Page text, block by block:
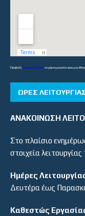
ΠροβολήΛύκεια και ΕΠΑΛσε χάρτη μεγαλύτερου
ΏΡΕΣ
ΑΝΑΚΟΙΝΩΣΗ
Στο πλαίσιο
στοιχεία
Ημέρες
Δευτέρα έως
Καθεστώς